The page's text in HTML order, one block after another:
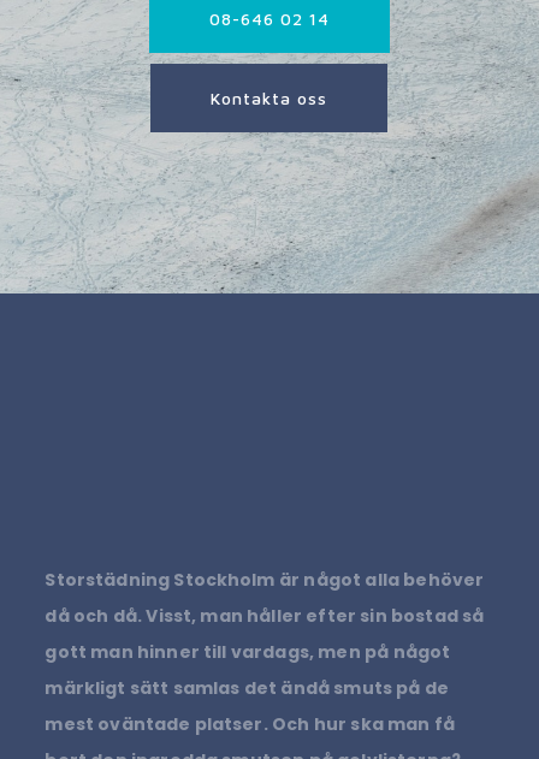
08-646 02 14
Kontakta oss
Storstädning Stockholm är något alla behöver
då och då. Visst, man håller efter sin bostad så
gott man hinner till vardags, men på något
märkligt sätt samlas det ändå smuts på de
mest oväntade platser. Och hur ska man få